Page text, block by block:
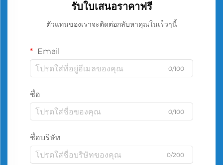
รับใบเสนอราคาฟรี
ตัวแทนของเราจะติดต่อกลับหาคุณในเร็วๆนี้
Email
0/100
ชื่อ
0/100
ชื่อบริษัท
0/200